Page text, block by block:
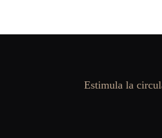
Estimula la